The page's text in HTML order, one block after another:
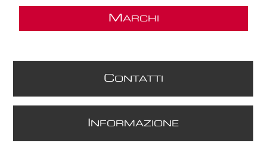
M ARCHI
CONTATTI
NFORMAZIONE